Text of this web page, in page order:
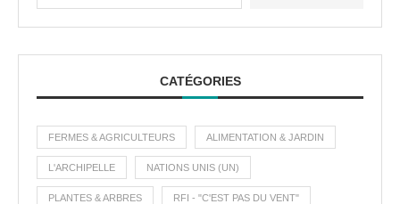
CATÉGORIES
FERMES & AGRICULTEURS ALIMENTATION & JARDIN
L'ARCHIPELLE NATIONS UNIS (UN)
PLANTES & ARBRES RFI - "C'EST PAS DU VENT"